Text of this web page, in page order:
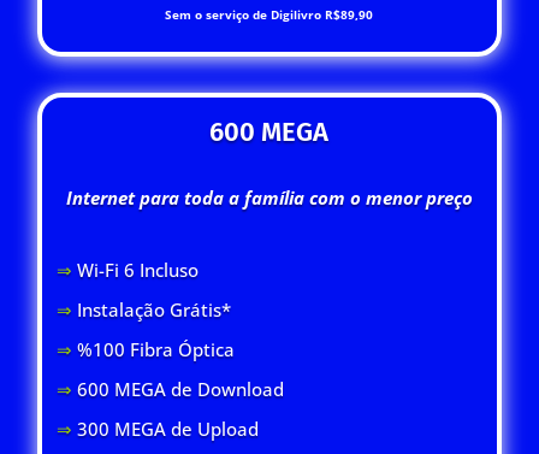
Sem o serviço de Digilivro R$89,90
600 MEGA
Internet para toda a família com o menor preço
⇒ Wi-Fi 6 Incluso
⇒ Instalação Grátis*
⇒ %100 Fibra Óptica
⇒ 600 MEGA de Download
⇒300 MEGA de Upload